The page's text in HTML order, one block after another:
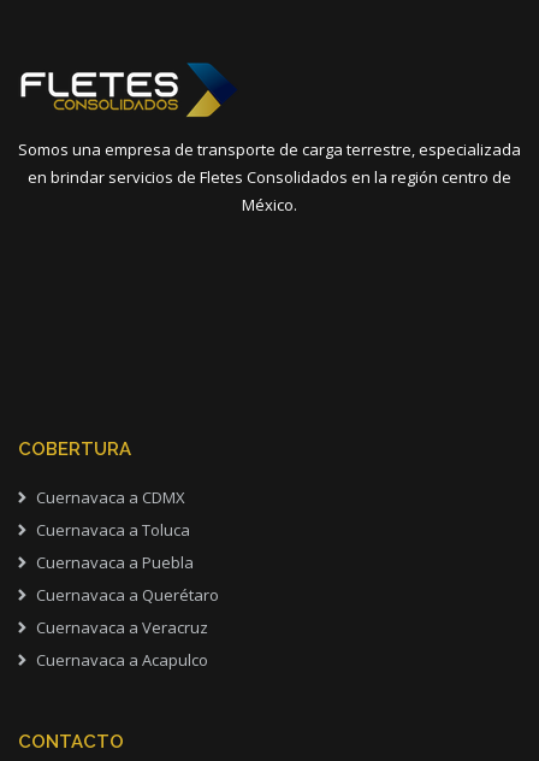
Somos una empresa de transporte de carga terrestre, especializada
en brindar servicios de Fletes Consolidados en la región centro de
México.
COBERTURA
Cuernavaca a CDMX
Cuernavaca a Toluca
Cuernavaca a Puebla
Cuernavaca a Querétaro
Cuernavaca a Veracruz
Cuernavaca a Acapulco
CONTACTO